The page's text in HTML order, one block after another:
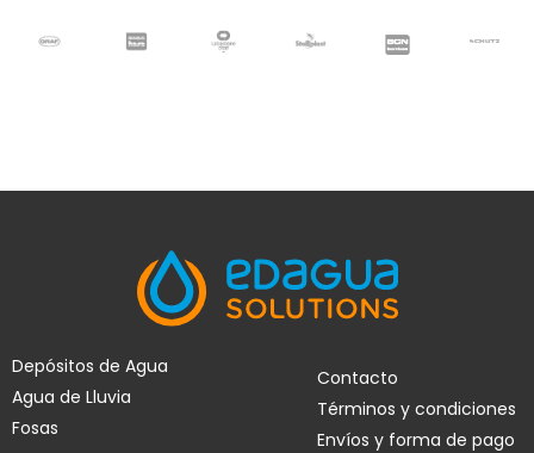
Depósitos de Agua
Agua de Lluvia
Fosas
Contacto
Términos y condiciones
Envíos y forma de pago